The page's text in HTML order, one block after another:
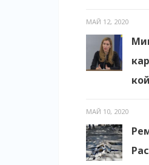
МАЙ 12, 2020
МАЙ 10, 2020